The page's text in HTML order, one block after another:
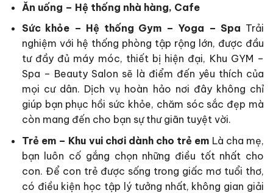
Ăn uống – Hệ thống nhà hàng, Cafe
Sức khỏe – Hệ thống Gym – Yoga – Spa Trải
nghiệm với hệ thống phòng tập rộng lớn, được đầu
tư đầy đủ máy móc, thiết bị hiện đại, Khu GYM –
Spa – Beauty Salon sẽ là điểm đến yêu thích của
mọi cư dân. Dịch vụ hoàn hảo nơi đây không chỉ
giúp bạn phục hồi sức khỏe, chăm sóc sắc đẹp mà
còn mang đến cho bạn sự thư giãn tuyệt vời.
Trẻ em – Khu vui chơi dành cho trẻ em Là cha mẹ,
bạn luôn cố gắng chọn những điều tốt nhất cho
con. Để con trẻ được sống trong giấc mơ tuổi thơ,
có điều kiện học tập lý tưởng nhất, không gian giải